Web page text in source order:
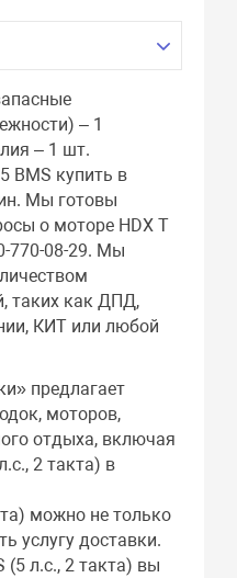
– 1
– 1 шт.
BMS купить в
Мы готовы
о моторе HDX T
770-08-29. Мы
таких как ДПД,
КИТ или любой
предлагает
моторов,
отдыха, включая
2 такта) в
можно не только
услугу доставки.
(5 л.с., 2 такта) вы